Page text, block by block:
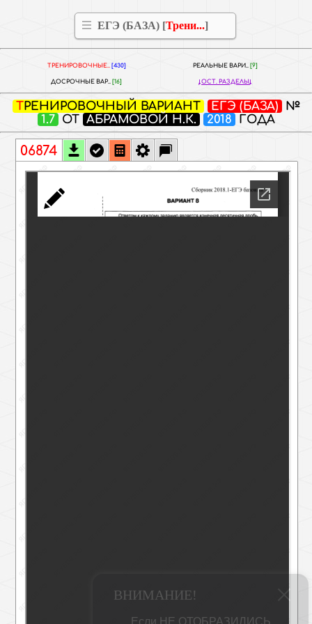
ЕГЭ (БАЗА) [Трени...]
ТРЕНИРОВОЧНЫЕ.. [430] РЕАЛЬНЫЕ ВАРИ.. [9]
ДОСРОЧНЫЕ ВАР.. [16] ОСТ. РАЗДЕЛЫ
ТРЕНИРОВОЧНЫЙ ВАРИАНТ ЕГЭ (БАЗА) №
1.7 ОТ АБРАМОВОЙ Н.К. 2018 ГОДА
06874